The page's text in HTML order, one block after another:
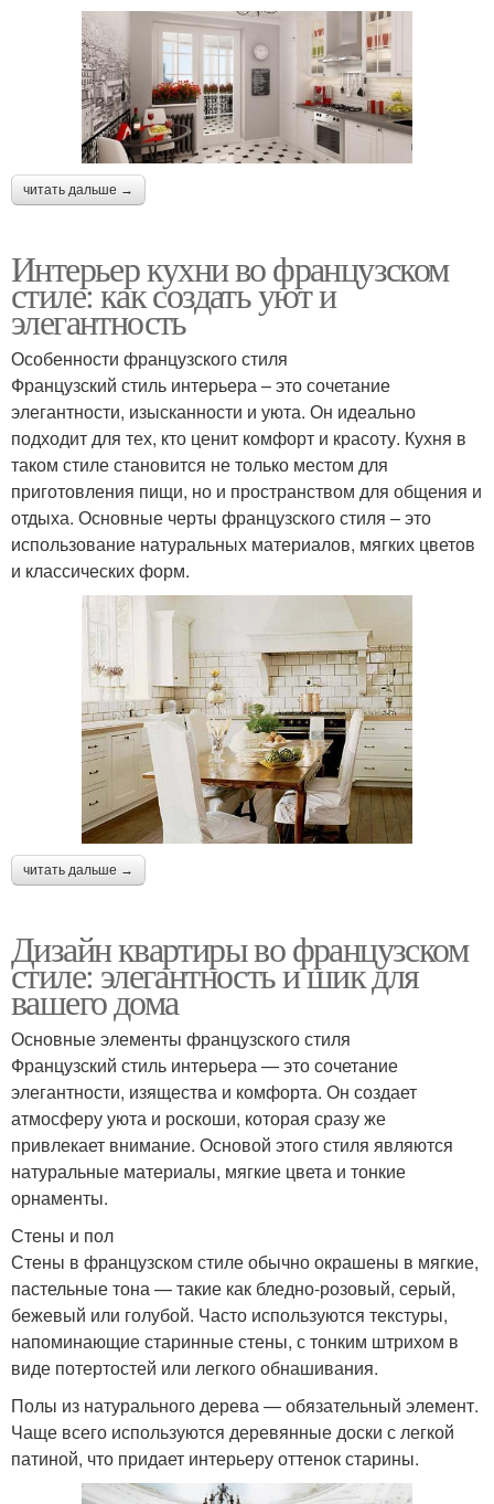
читать дальше →
Интерьер кухни во французском
стиле: как создать уют и
элегантность
Особенности французского стиля
Французский стиль интерьера – это сочетание
элегантности, изысканности и уюта. Он идеально
подходит для тех, кто ценит комфорт и красоту. Кухня в
таком стиле становится не только местом для
приготовления пищи, но и пространством для общения и
отдыха. Основные черты французского стиля – это
использование натуральных материалов, мягких цветов
и классических форм.
читать дальше →
Дизайн квартиры во французском
стиле: элегантность и шик для
вашего дома
Основные элементы французского стиля
Французский стиль интерьера — это сочетание
элегантности, изящества и комфорта. Он создает
атмосферу уюта и роскоши, которая сразу же
привлекает внимание. Основой этого стиля являются
натуральные материалы, мягкие цвета и тонкие
орнаменты.
Стены и пол
Стены в французском стиле обычно окрашены в мягкие,
пастельные тона — такие как бледно-розовый, серый,
бежевый или голубой. Часто используются текстуры,
напоминающие старинные стены, с тонким штрихом в
виде потертостей или легкого обнашивания.
Полы из натурального дерева — обязательный элемент.
Чаще всего используются деревянные доски с легкой
патиной, что придает интерьеру оттенок старины.